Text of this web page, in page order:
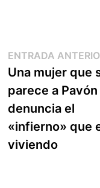
Navegación
de
entradas
ENTRADA
Una mujer que
parece a Pavón
denuncia el
«infierno» que
viviendo